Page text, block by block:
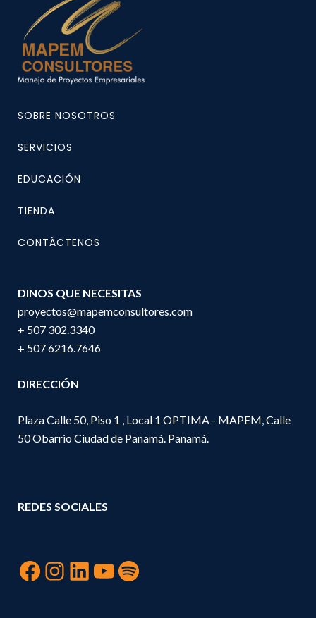
SOBRE NOSOTROS
SERVICIOS
EDUCACIÓN
TIENDA
CONTÁCTENOS
DINOS QUE NECESITAS
proyectos@mapemconsultores.com
+ 507 302.3340
+ 507 6216.7646
DIRECCIÓN
Plaza Calle 50, Piso 1 , Local 1 OPTIMA - MAPEM, Calle
50 Obarrio Ciudad de Panamá. Panamá.
REDES SOCIALES